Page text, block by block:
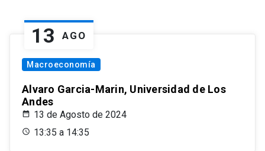
13 AGO
Macroeconomía
Alvaro Garcia-Marin, Universidad de Los
Andes
13 de Agosto de 2024
13:35 a 14:35